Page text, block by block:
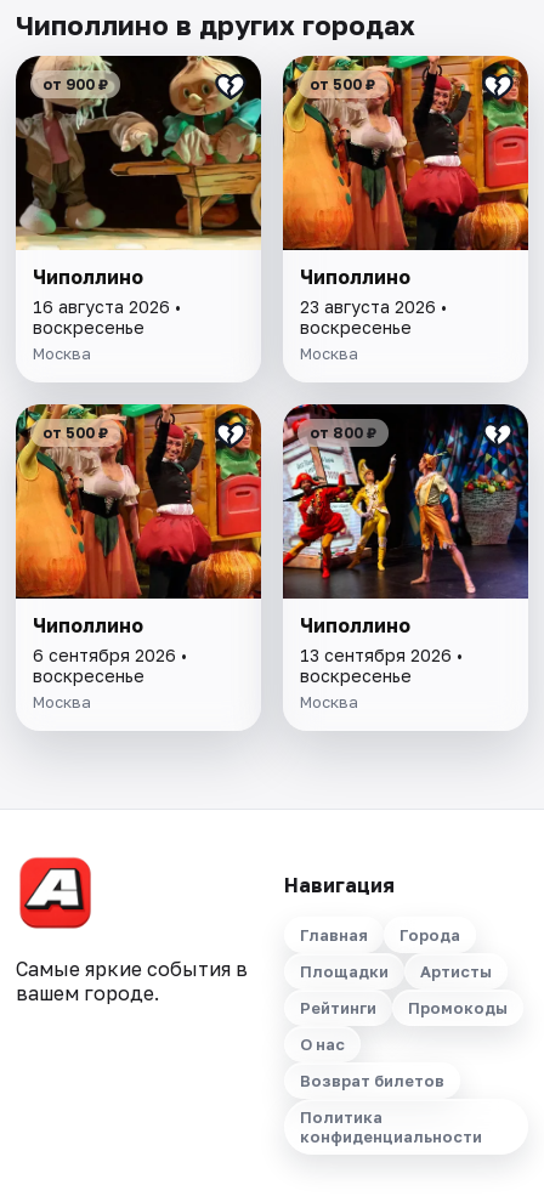
Чиполлино в других городах
от 900 ₽
Чиполлино
16 августа 2026 •
воскресенье
Москва
от 500 ₽
Чиполлино
23 августа 2026 •
воскресенье
Москва
от 500 ₽
Чиполлино
6 сентября 2026 •
воскресенье
Москва
от 800 ₽
Чиполлино
13 сентября 2026 •
воскресенье
Москва
Самые яркие события в
вашем городе.
Навигация
Главная
Города
Площадки
Артисты
Рейтинги
Промокоды
О нас
Возврат билетов
Политика
конфиденциальности